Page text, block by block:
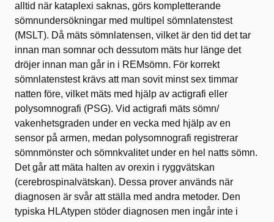
alltid när kataplexi saknas, görs kompletterande
sömnundersökningar med multipel sömnlatenstest
(MSLT). Då mäts sömnlatensen, vilket är den tid det tar
innan man somnar och dessutom mäts hur länge det
dröjer innan man går in i REMsömn. För korrekt
sömnlatenstest krävs att man sovit minst sex timmar
natten före, vilket mäts med hjälp av actigrafi eller
polysomnografi (PSG). Vid actigrafi mäts sömn/
vakenhetsgraden under en vecka med hjälp av en
sensor på armen, medan polysomnografi registrerar
sömnmönster och sömnkvalitet under en hel natts sömn.
Det går att mäta halten av orexin i ryggvätskan
(cerebrospinalvätskan). Dessa prover används när
diagnosen är svår att ställa med andra metoder. Den
typiska HLAtypen stöder diagnosen men ingår inte i